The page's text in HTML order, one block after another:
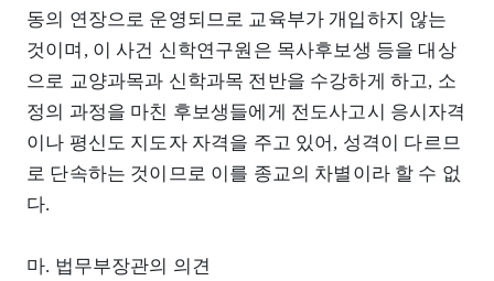
동의 연장으로 운영되므로 교육부가 개입하지 않는
것이며, 이 사건 신학연구원은 목사후보생 등을 대상
으로 교양과목과 신학과목 전반을 수강하게 하고, 소
정의 과정을 마친 후보생들에게 전도사고시 응시자격
이나 평신도 지도자 자격을 주고 있어, 성격이 다르므
로 단속하는 것이므로 이를 종교의 차별이라 할 수 없
다.
마. 법무부장관의 의견